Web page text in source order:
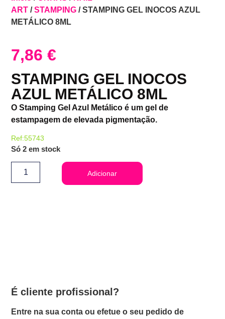
ART /STAMPING / STAMPING GEL INOCOS AZUL
METÁLICO 8ML
7,86€
STAMPING GEL INOCOS
AZUL METÁLICO 8ML
O Stamping Gel Azul Metálico é um gel de
estampagem de elevada pigmentação.
Ref:55743
Só 2 em stock
Adicionar
É cliente profissional?
Entre na sua conta ou efetue o seu pedido de